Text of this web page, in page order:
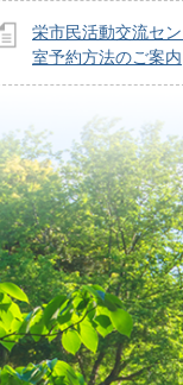
栄市民活動交流セ
室予約方法のご案内